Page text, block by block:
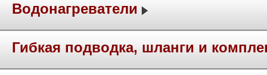
Водонагреватели
Гибкая подводка, шланги и